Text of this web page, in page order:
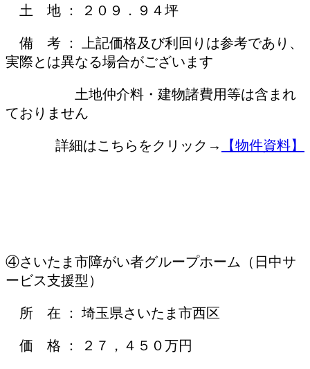
土 地 ： ２０９．９４坪
備 考 ： 上記価格及び利回りは参考であり、
実際とは異なる場合がございます
土地仲介料・建物諸費用等は含まれ
ておりません
詳細はこちらをクリック→ 【物件資料】
④さいたま市障がい者グループホーム（日中サ
ービス支援型）
所 在 ： 埼玉県さいたま市西区
価 格 ： ２７，４５０万円